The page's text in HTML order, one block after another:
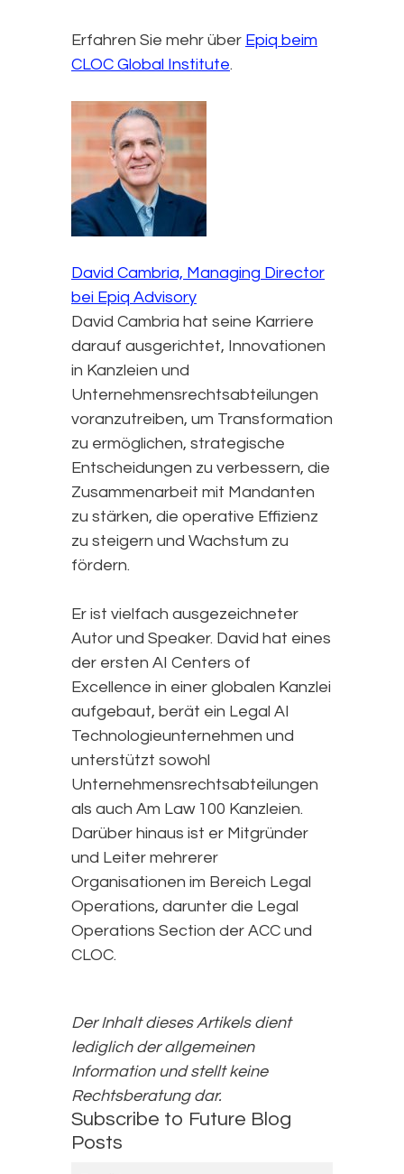
Erfahren Sie mehr über Epiq beim
CLOC Global Institute.
David Cambria, Managing Director
bei Epiq Advisory
David Cambria hat seine Karriere
darauf ausgerichtet, Innovationen
in Kanzleien und
Unternehmensrechtsabteilungen
voranzutreiben, um Transformation
zu ermöglichen, strategische
Entscheidungen zu verbessern, die
Zusammenarbeit mit Mandanten
zu stärken, die operative Effizienz
zu steigern und Wachstum zu
fördern.
Er ist vielfach ausgezeichneter
Autor und Speaker. David hat eines
der ersten AI Centers of
Excellence in einer globalen Kanzlei
aufgebaut, berät ein Legal AI
Technologieunternehmen und
unterstützt sowohl
Unternehmensrechtsabteilungen
als auch Am Law 100 Kanzleien.
Darüber hinaus ist er Mitgründer
und Leiter mehrerer
Organisationen im Bereich Legal
Operations, darunter die Legal
Operations Section der ACC und
CLOC.
Der Inhalt dieses Artikels dient
lediglich der allgemeinen
Information und stellt keine
Rechtsberatung dar.
Subscribe to Future Blog
Posts